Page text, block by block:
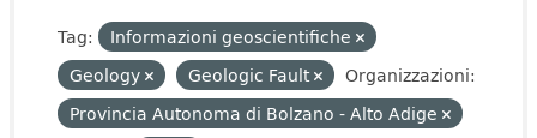
Tag:
Informazioni geoscientifiche
Geology
Geologic Fault
Organizzazioni:
Provincia Autonoma di Bolzano - Alto Adige